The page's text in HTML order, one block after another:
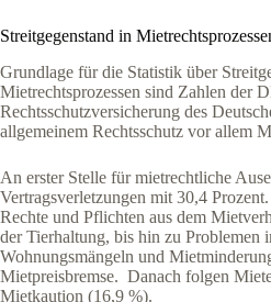
Streitgegenstand in
Grundlage für die Statistik über
Mietrechtsprozessen sind Zahlen der
Rechtsschutzversicherung des
allgemeinem Rechtsschutz vor allem
An erster Stelle für mietrechtliche
Vertragsverletzungen mit 30,4
Rechte und Pflichten aus dem
der Tierhaltung, bis hin zu Problemen
Wohnungsmängeln und
Mietpreisbremse. Danach folgen
Mietkaution (16,9 %).